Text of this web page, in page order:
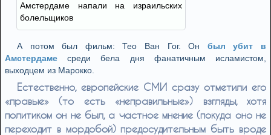
Амстердаме напали на израильских
болельщиков
А потом был фильм: Тео Ван Гог. Он был убит в
Амстердаме среди бела дня фанатичным исламистом,
выходцем из Марокко.
Естественно, европейские СМИ сразу отметили его
«правые» (то есть «неправильные») взгляды, хотя
политиком он не был, а частное мнение (покуда оно не
переходит в мордобой) предосудительным быть вроде